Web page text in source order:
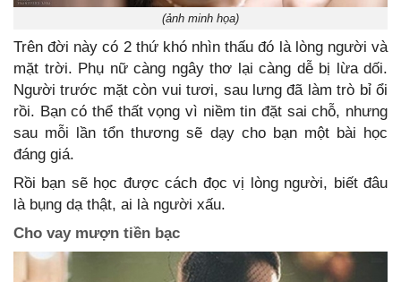
(ảnh minh họa)
Trên đời này có 2 thứ khó nhìn thấu đó là lòng người và
mặt trời. Phụ nữ càng ngây thơ lại càng dễ bị lừa dối.
Người trước mặt còn vui tươi, sau lưng đã làm trò bỉ ổi
rồi. Bạn có thể thất vọng vì niềm tin đặt sai chỗ, nhưng
sau mỗi lần tổn thương sẽ dạy cho bạn một bài học
đáng giá.
Rồi bạn sẽ học được cách đọc vị lòng người, biết đâu
là bụng dạ thật, ai là người xấu.
Cho vay mượn tiền bạc